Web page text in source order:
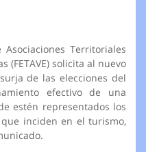
Territoriales
(FETAVE) solicita al nuevo
de las elecciones del
efectivo de una
estén representados los
inciden en el turismo,